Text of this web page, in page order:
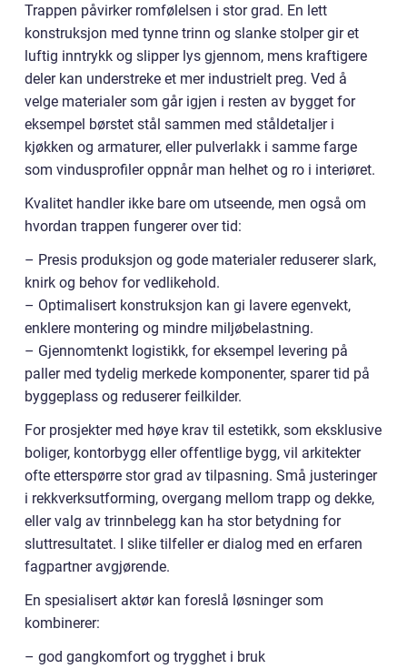
Trappen påvirker romfølelsen i stor grad. En lett
konstruksjon med tynne trinn og slanke stolper gir et
luftig inntrykk og slipper lys gjennom, mens kraftigere
deler kan understreke et mer industrielt preg. Ved å
velge materialer som går igjen i resten av bygget for
eksempel børstet stål sammen med ståldetaljer i
kjøkken og armaturer, eller pulverlakk i samme farge
som vindusprofiler oppnår man helhet og ro i interiøret.
Kvalitet handler ikke bare om utseende, men også om
hvordan trappen fungerer over tid:
– Presis produksjon og gode materialer reduserer slark,
knirk og behov for vedlikehold.
– Optimalisert konstruksjon kan gi lavere egenvekt,
enklere montering og mindre miljøbelastning.
– Gjennomtenkt logistikk, for eksempel levering på
paller med tydelig merkede komponenter, sparer tid på
byggeplass og reduserer feilkilder.
For prosjekter med høye krav til estetikk, som eksklusive
boliger, kontorbygg eller offentlige bygg, vil arkitekter
ofte etterspørre stor grad av tilpasning. Små justeringer
i rekkverksutforming, overgang mellom trapp og dekke,
eller valg av trinnbelegg kan ha stor betydning for
sluttresultatet. I slike tilfeller er dialog med en erfaren
fagpartner avgjørende.
En spesialisert aktør kan foreslå løsninger som
kombinerer:
– god gangkomfort og trygghet i bruk